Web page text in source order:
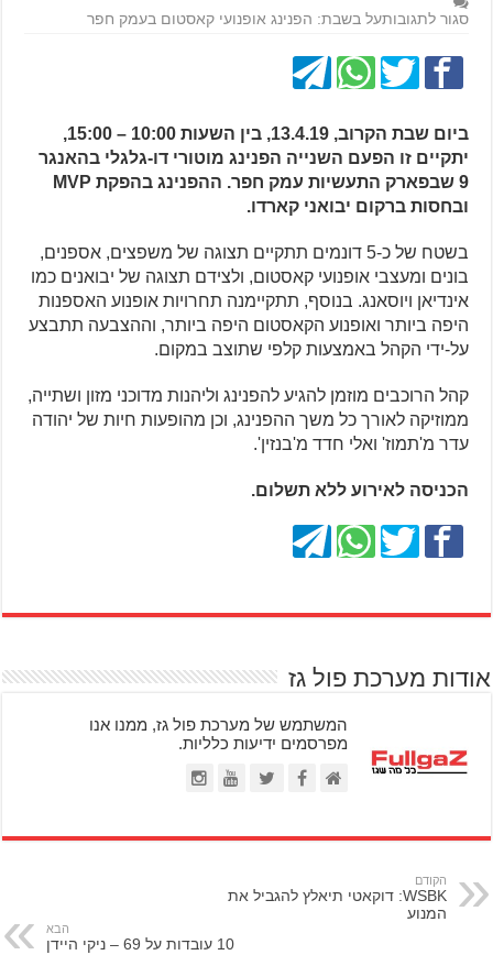
סגור לתגובותעל בשבת: הפנינג אופנועי קאסטום בעמק חפר
ביום שבת הקרוב, 13.4.19, בין השעות 10:00 – 15:00,
יתקיים זו הפעם השנייה הפנינג מוטורי דו-גלגלי בהאנגר
9 שבפארק התעשיות עמק חפר. ההפנינג בהפקת MVP
ובחסות ברקום יבואני קארדו.
בשטח של כ-5 דונמים תתקיים תצוגה של משפצים, אספנים,
בונים ומעצבי אופנועי קאסטום, ולצידם תצוגה של יבואנים כמו
אינדיאן ויוסאנג. בנוסף, תתקיימנה תחרויות אופנוע האספנות
היפה ביותר ואופנוע הקאסטום היפה ביותר, וההצבעה תתבצע
על-ידי הקהל באמצעות קלפי שתוצב במקום.
קהל הרוכבים מוזמן להגיע להפנינג וליהנות מדוכני מזון ושתייה,
ממוזיקה לאורך כל משך ההפנינג, וכן מהופעות חיות של יהודה
עדר מ'תמוז' ואלי חדד מ'בנזין'.
הכניסה לאירוע ללא תשלום.
אודות מערכת פול גז
המשתמש של מערכת פול גז, ממנו אנו
מפרסמים ידיעות כלליות.
הקודם
WSBK: דוקאטי תיאלץ להגביל את
המנוע
הבא
10 עובדות על 69 – ניקי היידן